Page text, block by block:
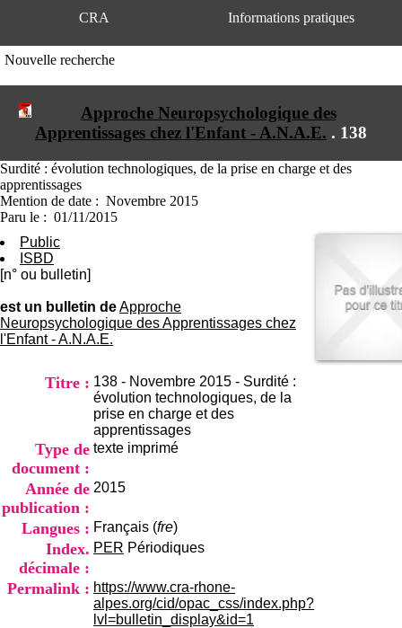
CRA
Informations pratiques
du CRA Rhône-Alpes
bât 211
95, Bd Pinel
Horaires
+33(0)4 37 91 54 65
Nouvelle recherche
Approche Neuropsychologique des
Apprentissages chez l'Enfant - A.N.A.E. . 138
Surdité : évolution technologiques, de la prise en charge et des
apprentissages
Mention de date : Novembre 2015
Paru le : 01/11/2015
Public
ISBD
[n° ou bulletin]
est un bulletin deApproche
Neuropsychologique des Apprentissages chez
l'Enfant - A.N.A.E.
Titre : 138 - Novembre 2015 - Surdité :
évolution technologiques, de la
prise en charge et des
apprentissages
Type de
document :
texte imprimé
Année de
publication :
2015
Langues : Français (fre)
Index.
décimale :
PER Périodiques
Permalink : https://www.cra-rhone-
alpes.org/cid/opac_css/index.php?
lvl=bulletin_display&id=1
I
f
o
m
t
e
D
u
m
e
n
t
a
n
d
u
R
A
R